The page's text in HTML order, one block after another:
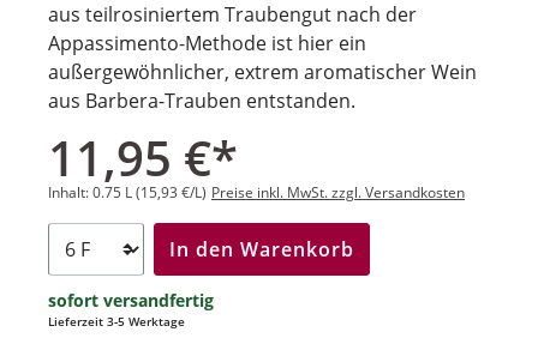
aus teilrosiniertem Traubengut nach der
Appassimento-Methode ist hier ein
außergewöhnlicher, extrem aromatischer Wein
aus Barbera-Trauben entstanden.
11,95 €*
Inhalt:0.75 L(15,93 €/L) Preise inkl. MwSt. zzgl. Versandkosten
In den Warenkorb
sofort versandfertig
Lieferzeit 3-5 Werktage